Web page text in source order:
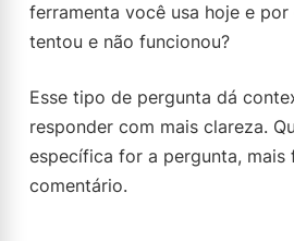
ferramenta você usa hoje e por
tentou e não funcionou?
Esse tipo de pergunta dá
responder com mais clareza.
específica for a pergunta, mais
comentário.